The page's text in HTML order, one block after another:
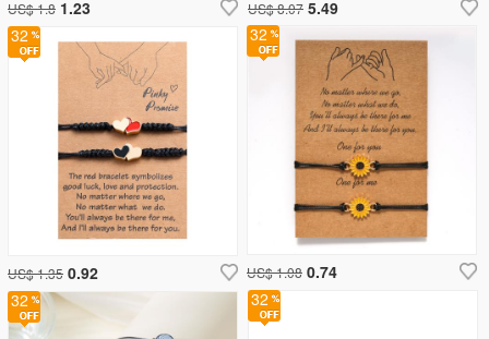
US$ 1.8 1.23
32
US$ 1.08 0.74
US$ 8.07 5.49
32
US$ 1.35 0.92
32
32